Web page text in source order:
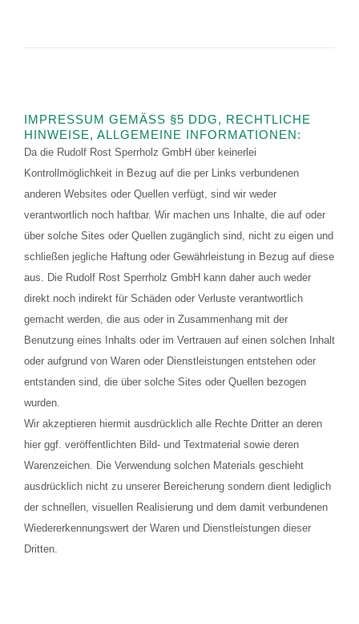
IMPRESSUM GEMÄSS §5 DDG, RECHTLICHE H
INWEISE, ALLGEMEINE INFORMATIONEN:
Da die Rudolf Rost Sperrholz GmbH über keinerlei
Kontrollmöglichkeit in Bezug auf die per Links verbundenen
anderen Websites oder Quellen verfügt, sind wir weder
verantwortlich noch haftbar. Wir machen uns Inhalte, die auf oder
über solche Sites oder Quellen zugänglich sind, nicht zu eigen und
schließen jegliche Haftung oder Gewährleistung in Bezug auf diese
aus. Die Rudolf Rost Sperrholz GmbH kann daher auch weder
direkt noch indirekt für Schäden oder Verluste verantwortlich
gemacht werden, die aus oder in Zusammenhang mit der
Benutzung eines Inhalts oder im Vertrauen auf einen solchen Inhalt
oder aufgrund von Waren oder Dienstleistungen entstehen oder
entstanden sind, die über solche Sites oder Quellen bezogen
wurden.
Wir akzeptieren hiermit ausdrücklich alle Rechte Dritter an deren
hier ggf. veröffentlichten Bild- und Textmaterial sowie deren
Warenzeichen. Die Verwendung solchen Materials geschieht
ausdrücklich nicht zu unserer Bereicherung sondern dient lediglich
der schnellen, visuellen Realisierung und dem damit verbundenen
Wiedererkennungswert der Waren und Dienstleistungen dieser
Dritten.